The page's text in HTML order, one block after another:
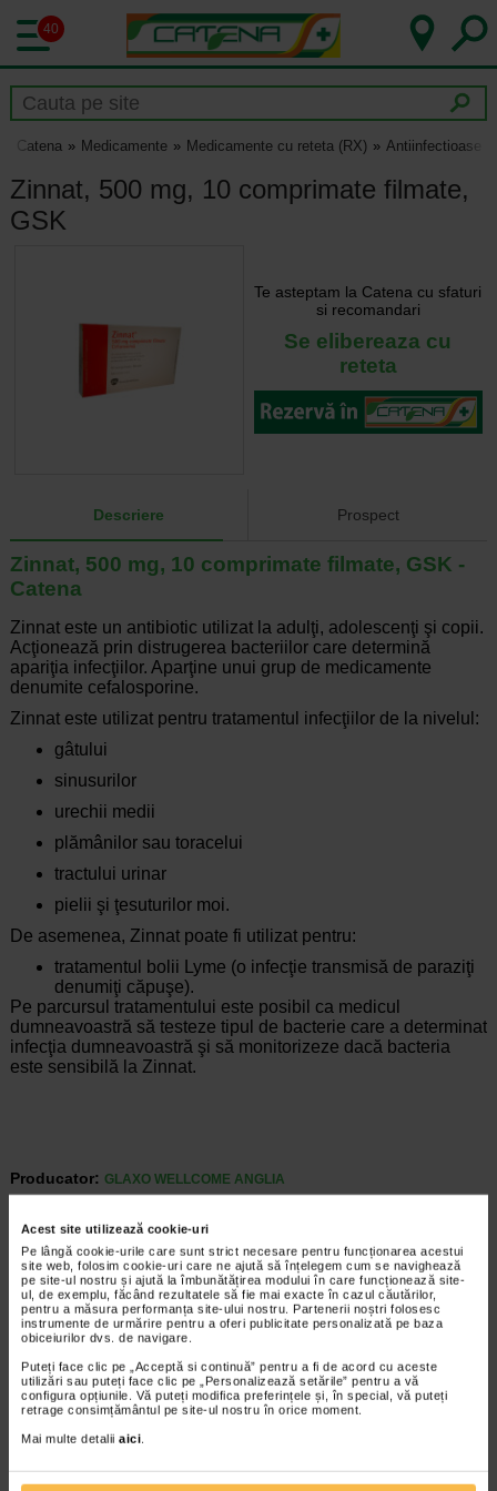
Acest site utilizează cookie-uri
Pe lângă cookie-urile care sunt strict necesare pentru funcționarea acestui
site web, folosim cookie-uri care ne ajută să înțelegem cum se navighează
pe site-ul nostru și ajută la îmbunătățirea modului în care funcționează site-
ul, de exemplu, făcând rezultatele să fie mai exacte în cazul căutărilor,
pentru a măsura performanța site-ului nostru. Partenerii noștri folosesc
instrumente de urmărire pentru a oferi publicitate personalizată pe baza
obiceiurilor dvs. de navigare.
Puteți face clic pe „Acceptă si continuă” pentru a fi de acord cu aceste
utilizări sau puteți face clic pe „Personalizează setările” pentru a vă
configura opțiunile. Vă puteți modifica preferințele și, în special, vă puteți
retrage consimțământul pe site-ul nostru în orice moment.
Mai multe detalii aici.
40
Catena Medicamente Medicamente cu reteta (RX) Antiinfectioase
Zinnat, 500 mg, 10 comprimate filmate,
GSK
Te asteptam la Catena cu sfaturi
si recomandari
Se elibereaza cu
reteta
Descriere Prospect
Zinnat, 500 mg, 10 comprimate filmate, GSK -
Catena
Zinnat este un antibiotic utilizat la adulţi, adolescenţi şi copii.
Acţionează prin distrugerea bacteriilor care determină
apariţia infecţiilor. Aparţine unui grup de medicamente
denumite cefalosporine.
Zinnat este utilizat pentru tratamentul infecţiilor de la nivelul:
gâtului
sinusurilor
urechii medii
plămânilor sau toracelui
tractului urinar
pielii şi ţesuturilor moi.
De asemenea, Zinnat poate fi utilizat pentru:
tratamentul bolii Lyme (o infecţie transmisă de paraziţi
denumiţi căpuşe).
Pe parcursul tratamentului este posibil ca medicul
dumneavoastră să testeze tipul de bacterie care a determinat
infecţia dumneavoastră şi să monitorizeze dacă bacteria
este sensibilă la Zinnat.
Producator: GLAXO WELLCOME ANGLIA
ARTICOLE RECOMANDATE
Boala Lyme: stadii, cauze, simptome, tratament
Boli infectioase
Boala Lyme (sau borelioza) este o afectiune
infectioasa provocata de bacteriile Borrelia
burgdorferi. Bacteria este transportata si
transmisa catre oameni prin muscatura de
capusa. Pentru a transmite…
Timp de citire:6 minute, 44 secunde
Diagnosticul de infectii acute ale cailor